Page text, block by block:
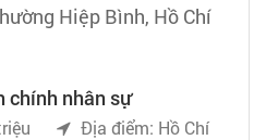
Hiệp Bình, Hồ Chí
chính nhân sự
Địa điểm: Hồ Chí